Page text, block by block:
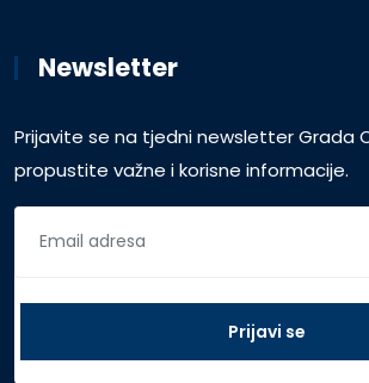
Newsletter
Prijavite se na tjedni newsletter Grada
propustite važne i korisne informacije.